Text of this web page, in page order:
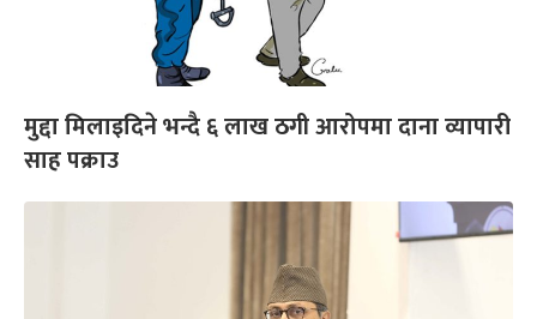
मुद्दा मिलाइदिने भन्दै ६ लाख ठगी आरोपमा दाना व्यापारी
साह पक्राउ